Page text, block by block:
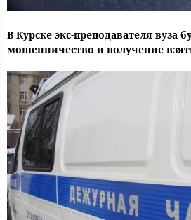
В Курске экс-преподавателя вуза
мошенничество и получение